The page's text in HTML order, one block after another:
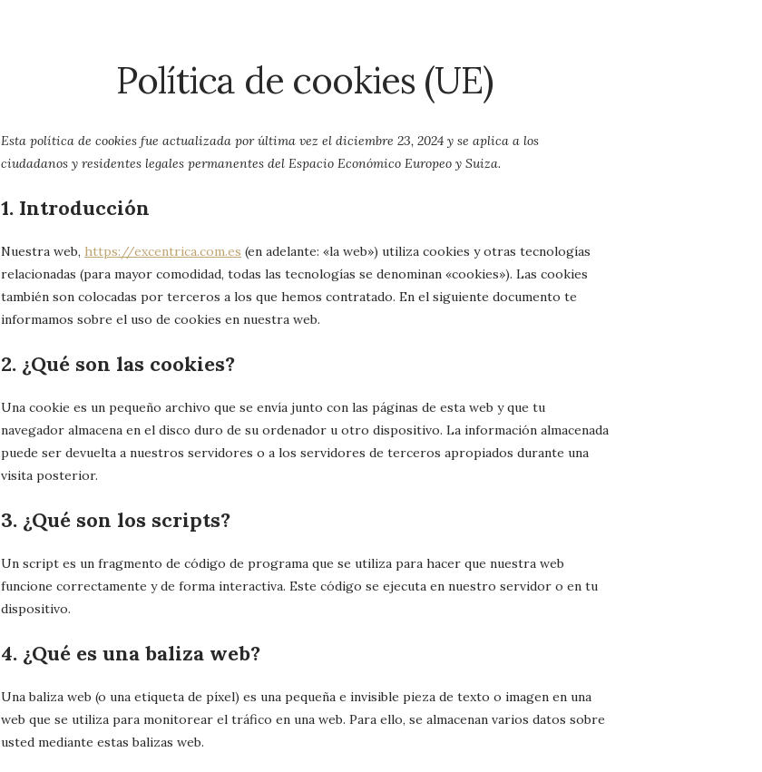
Política de cookies (UE)
Esta política de cookies fue actualizada por última vez el diciembre 23, 2024 y se aplica a los
ciudadanos y residentes legales permanentes del Espacio Económico Europeo y Suiza.
1. Introducción
Nuestra web, https://excentrica.com.es (en adelante: «la web») utiliza cookies y otras tecnologías
relacionadas (para mayor comodidad, todas las tecnologías se denominan «cookies»). Las cookies
también son colocadas por terceros a los que hemos contratado. En el siguiente documento te
informamos sobre el uso de cookies en nuestra web.
2. ¿Qué son las cookies?
Una cookie es un pequeño archivo que se envía junto con las páginas de esta web y que tu
navegador almacena en el disco duro de su ordenador u otro dispositivo. La información almacenada
puede ser devuelta a nuestros servidores o a los servidores de terceros apropiados durante una
visita posterior.
3. ¿Qué son los scripts?
Un script es un fragmento de código de programa que se utiliza para hacer que nuestra web
funcione correctamente y de forma interactiva. Este código se ejecuta en nuestro servidor o en tu
dispositivo.
4. ¿Qué es una baliza web?
Una baliza web (o una etiqueta de píxel) es una pequeña e invisible pieza de texto o imagen en una
web que se utiliza para monitorear el tráfico en una web. Para ello, se almacenan varios datos sobre
usted mediante estas balizas web.